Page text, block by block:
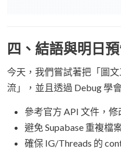
四、結語與明日
今天，我們嘗試著把「圖
流」，並且透過 Debug 學會
參考官方 API 文件，
避免 Supabase 重複檔
確保 IG/Threads 的